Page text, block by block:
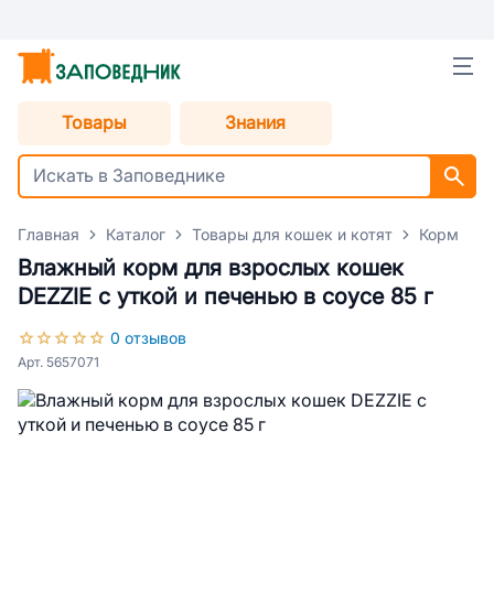
Товары Знания
Главная Каталог Товары для кошек и котят Корм
Влажный корм для взрослых кошек
DEZZIE с уткой и печенью в соусе 85 г
0 отзывов
Арт. 5657071